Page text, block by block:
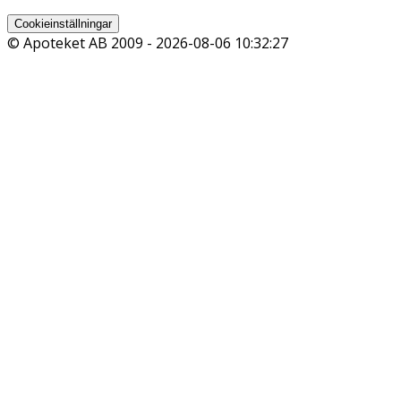
Cookieinställningar
© Apoteket AB 2009 - 2026-08-06 10:32:27